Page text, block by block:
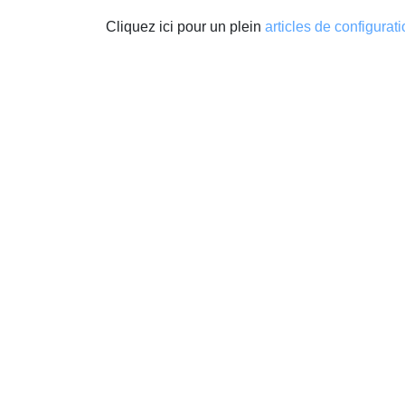
Cliquez ici pour un plein articles de